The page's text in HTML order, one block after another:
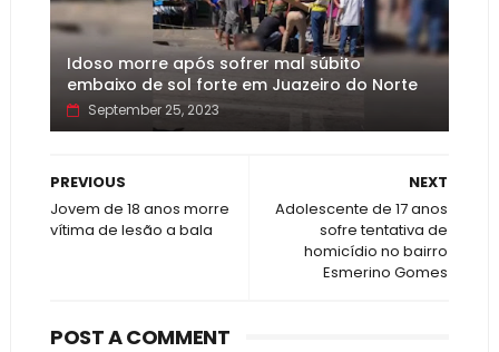
Idoso morre após sofrer mal súbito
embaixo de sol forte em Juazeiro do Norte
September 25, 2023
NEXT
Adolescente de 17 anos
sofre tentativa de
homicídio no bairro
Esmerino Gomes
PREVIOUS
Jovem de 18 anos morre
vítima de lesão a bala
POST A COMMENT